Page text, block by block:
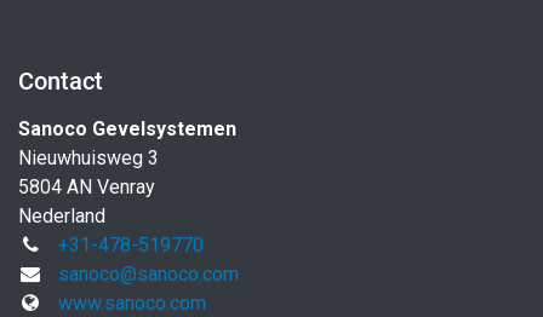
Contact
Sanoco Gevelsystemen
Nieuwhuisweg 3
5804 AN Venray
Nederland
+31-478-519770
sanoco@sanoco.com
www.sanoco.com